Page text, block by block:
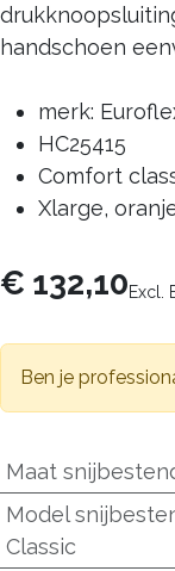
handschoen
merk:
HC25415
Comfort
Xlarge,
€ 132,10Excl.
Ben je
Maat
Model
Classic